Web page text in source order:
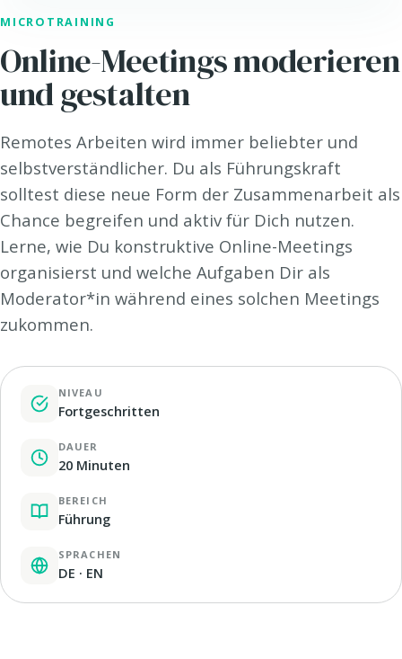
MICROTRAINING
Online-Meetings moderieren
und gestalten
Remotes Arbeiten wird immer beliebter und
selbstverständlicher. Du als Führungskraft
solltest diese neue Form der Zusammenarbeit als
Chance begreifen und aktiv für Dich nutzen.
Lerne, wie Du konstruktive Online-Meetings
organisierst und welche Aufgaben Dir als
Moderator*in während eines solchen Meetings
zukommen.
NIVEAU
Fortgeschritten
DAUER
20 Minuten
BEREICH
Führung
SPRACHEN
DE · EN